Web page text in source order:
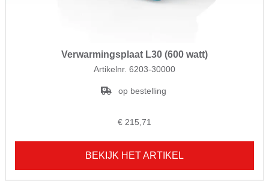
Verwarmingsplaat L30 (600 watt)
Artikelnr. 6203-30000
op bestelling
€ 215,71
BEKIJK HET ARTIKEL